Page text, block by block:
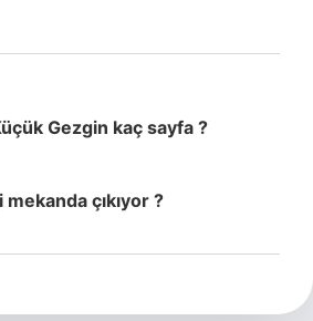
Gezgin kaç sayfa ?
çıkıyor ?